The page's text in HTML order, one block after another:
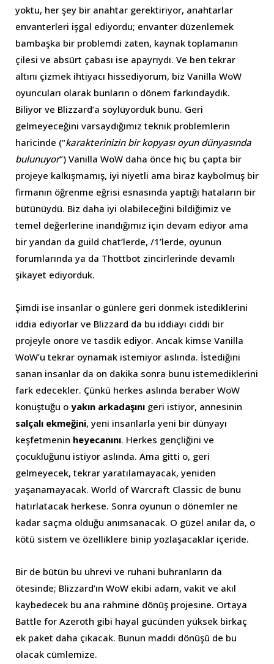
yoktu, her şey bir anahtar gerektiriyor, anahtarlar
envanterleri işgal ediyordu; envanter düzenlemek
bambaşka bir problemdi zaten, kaynak toplamanın
çilesi ve absürt çabası ise apayrıydı. Ve ben tekrar
altını çizmek ihtiyacı hissediyorum, biz Vanilla WoW
oyuncuları olarak bunların o dönem farkındaydık.
Biliyor ve Blizzard’a söylüyorduk bunu. Geri
gelmeyeceğini varsaydığımız teknik problemlerin
haricinde (“karakterinizin bir kopyası oyun dünyasında
bulunuyor”) Vanilla WoW daha önce hiç bu çapta bir
projeye kalkışmamış, iyi niyetli ama biraz kaybolmuş bir
firmanın öğrenme eğrisi esnasında yaptığı hataların bir
bütünüydü. Biz daha iyi olabileceğini bildiğimiz ve
temel değerlerine inandığımız için devam ediyor ama
bir yandan da guild chat’lerde, /1’lerde, oyunun
forumlarında ya da Thottbot zincirlerinde devamlı
şikayet ediyorduk.
Şimdi ise insanlar o günlere geri dönmek istediklerini
iddia ediyorlar ve Blizzard da bu iddiayı ciddi bir
projeyle onore ve tasdik ediyor. Ancak kimse Vanilla
WoW’u tekrar oynamak istemiyor aslında. İstediğini
sanan insanlar da on dakika sonra bunu istemediklerini
fark edecekler. Çünkü herkes aslında beraber WoW
konuştuğu o yakın arkadaşını geri istiyor, annesinin
salçalı ekmeğini, yeni insanlarla yeni bir dünyayı
keşfetmenin heyecanını. Herkes gençliğini ve
çocukluğunu istiyor aslında. Ama gitti o, geri
gelmeyecek, tekrar yaratılamayacak, yeniden
yaşanamayacak. World of Warcraft Classic de bunu
hatırlatacak herkese. Sonra oyunun o dönemler ne
kadar saçma olduğu anımsanacak. O güzel anılar da, o
kötü sistem ve özelliklere binip yozlaşacaklar içeride.
Bir de bütün bu uhrevi ve ruhani buhranların da
ötesinde; Blizzard’ın WoW ekibi adam, vakit ve akıl
kaybedecek bu ana rahmine dönüş projesine. Ortaya
Battle for Azeroth gibi hayal gücünden yüksek birkaç
ek paket daha çıkacak. Bunun maddi dönüşü de bu
olacak cümlemize.